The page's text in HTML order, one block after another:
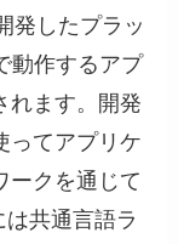
発したプラッ
動作するアプ
れます。開発
ってアプリケ
ークを通じて
共通言語ラ